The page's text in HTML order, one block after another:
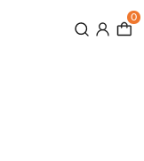
0